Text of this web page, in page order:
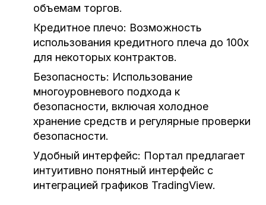
объемам торгов.
Кредитное плечо: Возможность
использования кредитного плеча до 100x
для некоторых контрактов.
Безопасность: Использование
многоуровневого подхода к
безопасности, включая холодное
хранение средств и регулярные проверки
безопасности.
Удобный интерфейс: Портал предлагает
интуитивно понятный интерфейс с
интеграцией графиков TradingView.